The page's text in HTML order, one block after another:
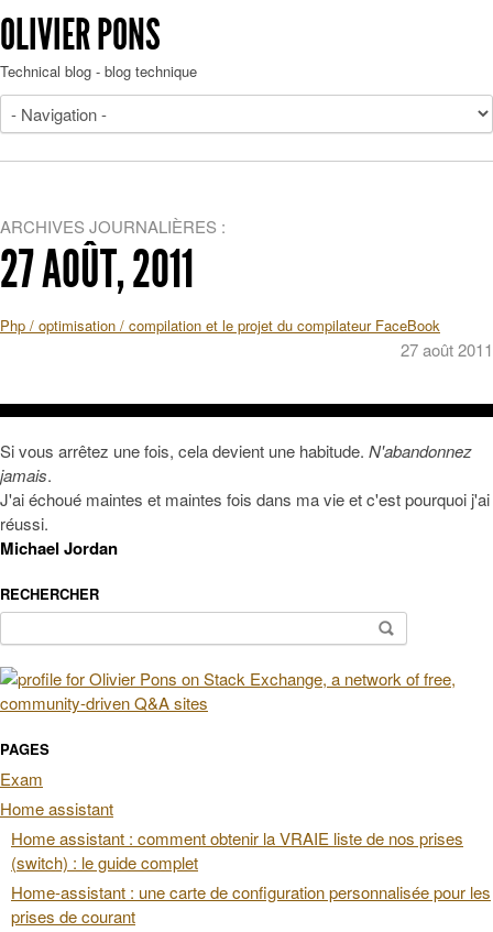
OLIVIER PONS
Technical blog - blog technique
ARCHIVES JOURNALIÈRES :
27 AOÛT, 2011
Php / optimisation / compilation et le projet du compilateur FaceBook
27 août 2011
Si vous arrêtez une fois, cela devient une habitude. N'abandonnez
jamais.
J'ai échoué maintes et maintes fois dans ma vie et c'est pourquoi j'ai
réussi.
Michael Jordan
RECHERCHER
PAGES
Exam
Home assistant
Home assistant : comment obtenir la VRAIE liste de nos prises
(switch) : le guide complet
Home-assistant : une carte de configuration personnalisée pour les
prises de courant